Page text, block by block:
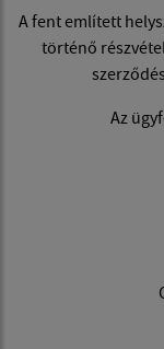
A fent említett
történő
Az